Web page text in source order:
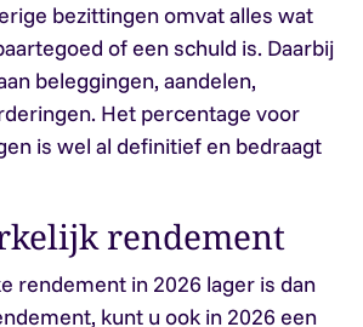
bezittingen omvat alles wat
of een schuld is. Daarbij
beleggingen, aandelen,
Het percentage voor
is wel al definitief en bedraagt
rendement
rendement in 2026 lager is dan
kunt u ook in 2026 een